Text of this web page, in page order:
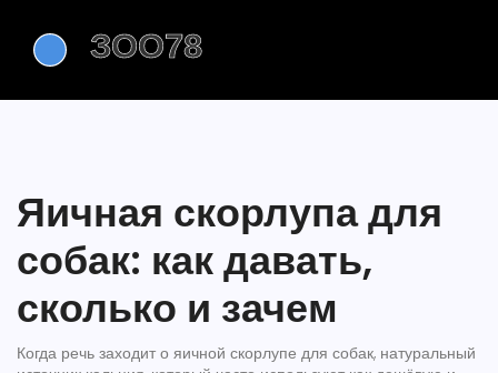
Яичная скорлупа для
собак: как давать,
сколько и зачем
Когда речь заходит о яичной скорлупе для собак, натуральный